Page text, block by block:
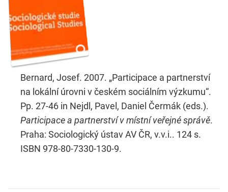
Bernard, Josef. 2007. „Participace a partnerství
na lokální úrovni v českém sociálním výzkumu“.
Pp. 27-46 in Nejdl, Pavel, Daniel Čermák (eds.).
Participace a partnerství v místní veřejné správě.
Praha: Sociologický ústav AV ČR, v.v.i.. 124 s.
ISBN 978-80-7330-130-9.